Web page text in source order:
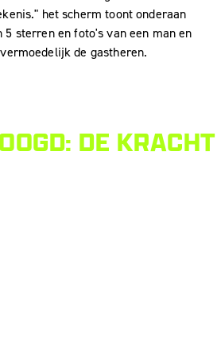
DE